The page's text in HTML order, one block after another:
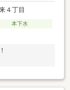
４丁目
本下水